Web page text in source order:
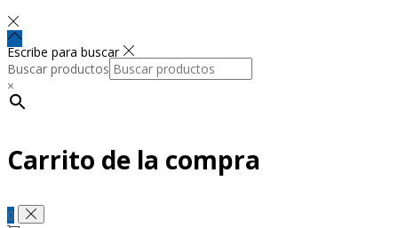
Escribe para buscar
Buscar productos
×
Carrito de la compra
0